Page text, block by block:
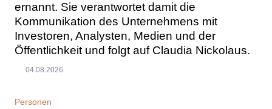
ernannt. Sie verantwortet damit die
Kommunikation des Unternehmens mit
Investoren, Analysten, Medien und der
Öffentlichkeit und folgt auf Claudia Nickolaus.
04.08.2026
Personen